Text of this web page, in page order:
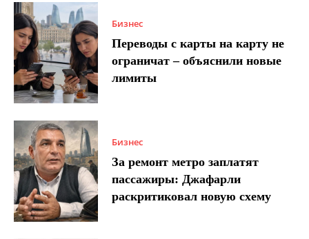
Бизнес
Переводы с карты на карту не
ограничат – объяснили новые
лимиты
Бизнес
За ремонт метро заплатят
пассажиры: Джафарли
раскритиковал новую схему